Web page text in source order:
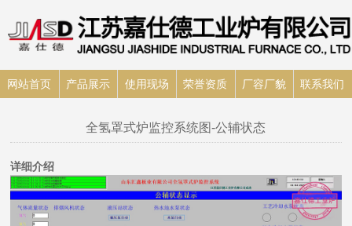
网站首页 产品展示 使用现场 荣誉资质 厂容厂貌 联系我们
全氢罩式炉监控系统图-公辅状态
详细介绍